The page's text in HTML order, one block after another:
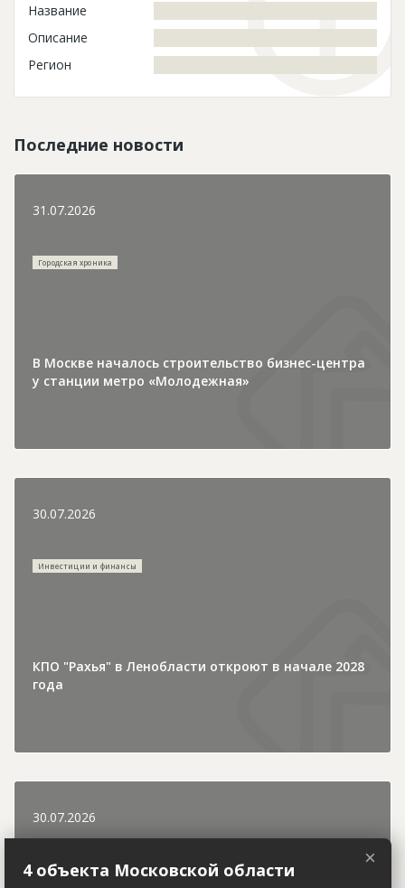
Название
Описание
Регион
Последние новости
31.07.2026
Городская хроника
В Москве началось строительство бизнес-центра
у станции метро «Молодежная»
30.07.2026
Инвестиции и финансы
КПО "Рахья" в Ленобласти откроют в начале 2028
года
30.07.2026
Городская хроника
×
4 объекта Московской области